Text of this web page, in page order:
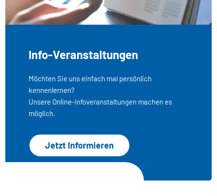
Info-Veranstaltungen
Möchten Sie uns einfach mal persönlich
kennenlernen?
Unsere Online-Infoveranstaltungen machen es
möglich.
Jetzt Informieren